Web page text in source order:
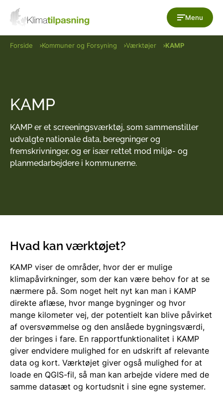
Menu
Forside Kommuner og Forsyning Værktøjer KAMP
KAMP
KAMP er et screeningsværktøj, som sammenstiller
udvalgte nationale data, beregninger og
fremskrivninger, og er især rettet mod miljø- og
planmedarbejdere i kommunerne.
Hvad kan værktøjet?
KAMP viser de områder, hvor der er mulige
klimapåvirkninger, som der kan være behov for at se
nærmere på. Som noget helt nyt kan man i KAMP
direkte aflæse, hvor mange bygninger og hvor
mange kilometer vej, der potentielt kan blive påvirket
af oversvømmelse og den anslåede bygningsværdi,
der bringes i fare. En rapportfunktionalitet i KAMP
giver endvidere mulighed for en udskrift af relevante
data og kort. Værktøjet giver også mulighed for at
loade en QGIS-fil, så man kan arbejde videre med de
samme datasæt og kortudsnit i sine egne systemer.